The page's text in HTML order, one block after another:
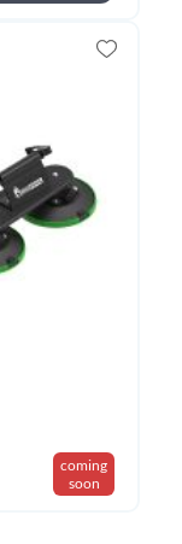
coming
soon